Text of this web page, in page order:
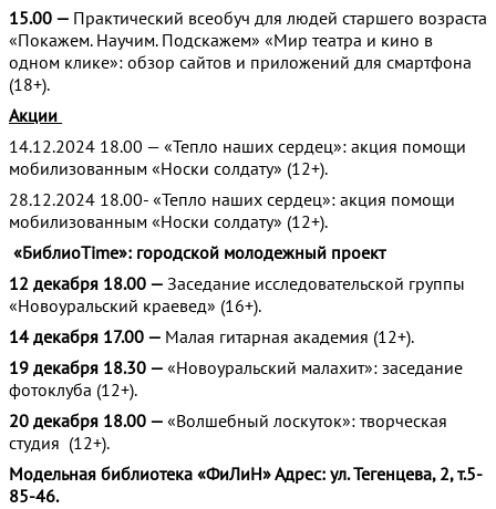
15.00 — Практический всеобуч для людей старшего возраста
«Покажем. Научим. Подскажем» «Мир театра и кино в
одном клике»: обзор сайтов и приложений для смартфона
(18+).
Акции
14.12.2024 18.00 — «Тепло наших сердец»: акция помощи
мобилизованным «Носки солдату» (12+).
28.12.2024 18.00- «Тепло наших сердец»: акция помощи
мобилизованным «Носки солдату» (12+).
«БиблиоTime»: городской молодежный проект
12 декабря 18.00 — Заседание исследовательской группы
«Новоуральский краевед» (16+).
14 декабря 17.00 — Малая гитарная академия (12+).
19 декабря 18.30 — «Новоуральский малахит»: заседание
фотоклуба (12+).
20 декабря 18.00 — «Волшебный лоскуток»: творческая
студия (12+).
Модельная библиотека «ФиЛиН» Адрес: ул. Тегенцева, 2, т.5-
85-46.